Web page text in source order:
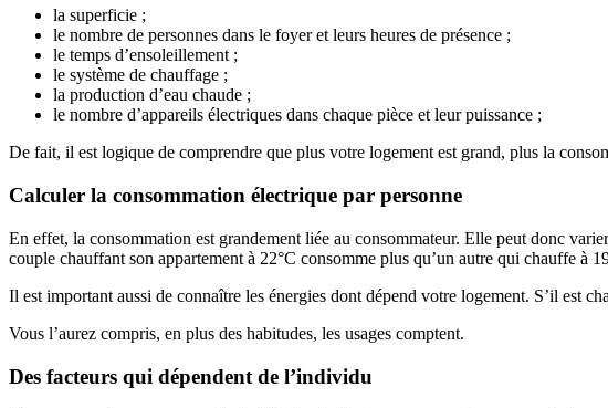
la superficie ;
le nombre de personnes dans le foyer et leurs heures de présence ;
le temps d’ensoleillement ;
le système de chauffage ;
la production d’eau chaude ;
le nombre d’appareils électriques dans chaque pièce et leur puissance ;
De fait, il est logique de comprendre que plus votre logement est grand, plus la
Calculer la consommation électrique par personne
En effet, la consommation est grandement liée au consommateur. Elle peut donc
couple chauffant son appartement à 22°C consomme plus qu’un autre qui chauffe à
Il est important aussi de connaître les énergies dont dépend votre logement. S’il est
Vous l’aurez compris, en plus des habitudes, les usages comptent.
Des facteurs qui dépendent de l’individu